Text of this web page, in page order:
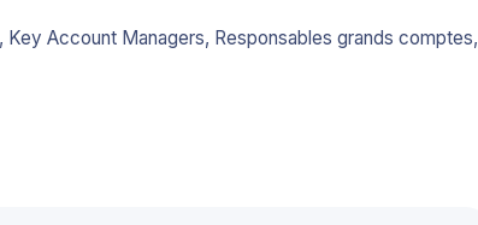
Account Managers, Responsables grands comptes,